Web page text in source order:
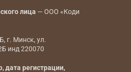
лица — ООО «Коди
г. Минск, ул.
инд 220070
дата регистрации,